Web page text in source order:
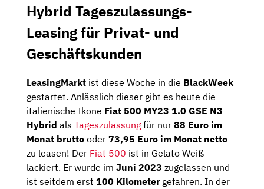
Hybrid Tageszulassungs-
Leasing für Privat- und
Geschäftskunden
LeasingMarkt ist diese Woche in die BlackWeek
gestartet. Anlässlich dieser gibt es heute die
italienische Ikone Fiat 500 MY23 1.0 GSE N3
Hybrid als Tageszulassung für nur 88 Euro im
Monat brutto oder 73,95 Euro im Monat netto
zu leasen! Der Fiat 500 ist in Gelato Weiß
lackiert. Er wurde im Juni 2023 zugelassen und
ist seitdem erst 100 Kilometergefahren. In der